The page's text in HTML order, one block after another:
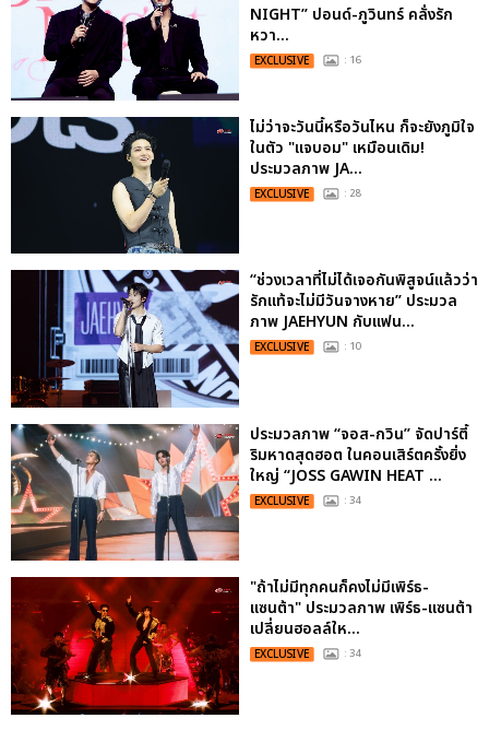
NIGHT” ปอนด์-ภูวินทร์ คลั่งรัก
หวา...
EXCLUSIVE : 16
ไม่ว่าจะวันนี้หรือวันไหน ก็จะยังภูมิใจ
ในตัว "แจบอม" เหมือนเดิม!
ประมวลภาพ JA...
EXCLUSIVE : 28
“ช่วงเวลาที่ไม่ได้เจอกันพิสูจน์แล้วว่า
รักแท้จะไม่มีวันจางหาย” ประมวล
ภาพ JAEHYUN กับแฟน...
EXCLUSIVE : 10
ประมวลภาพ “จอส-กวิน” จัดปาร์ตี้
ริมหาดสุดฮอต ในคอนเสิร์ตครั้งยิ่ง
ใหญ่ “JOSS GAWIN HEAT ...
EXCLUSIVE : 34
"ถ้าไม่มีทุกคนก็คงไม่มีเพิร์ธ-
แซนต้า" ประมวลภาพ เพิร์ธ-แซนต้า
เปลี่ยนฮอลล์ให...
EXCLUSIVE : 34